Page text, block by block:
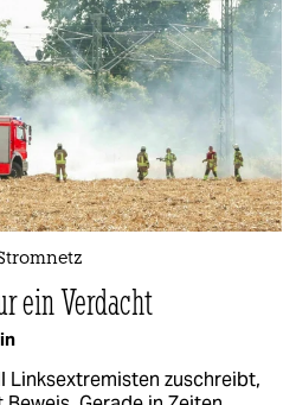
ein Verdacht
Linksextremisten zuschreibt,